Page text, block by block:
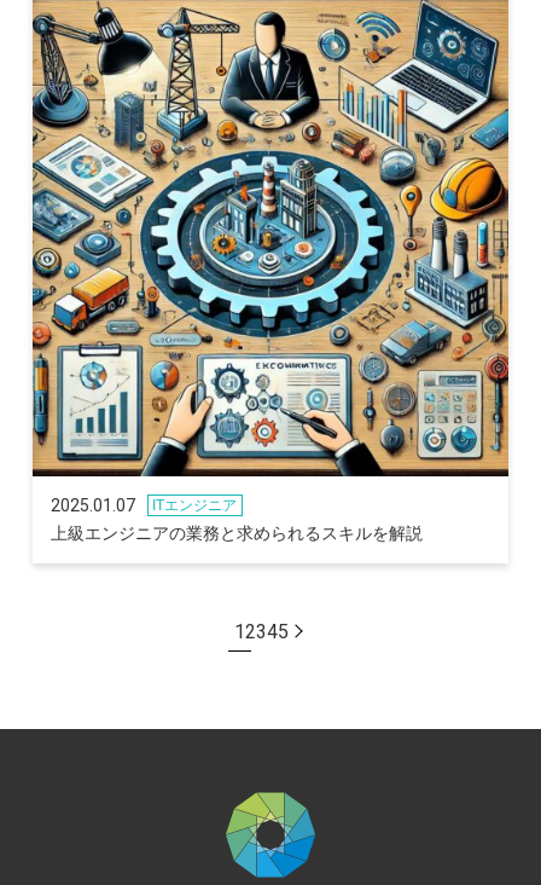
2025.01.07 ITエンジニア
上級エンジニアの業務と求められるスキルを解説
12345